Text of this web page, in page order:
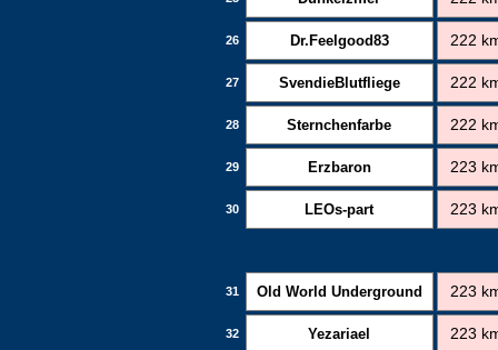
26 Dr.Feelgood83 222
27 SvendieBlutfliege 222
28 Sternchenfarbe 222
29 Erzbaron 223
30 LEOs-part 223
31 Old World Underground 223
32 Yezariael 223